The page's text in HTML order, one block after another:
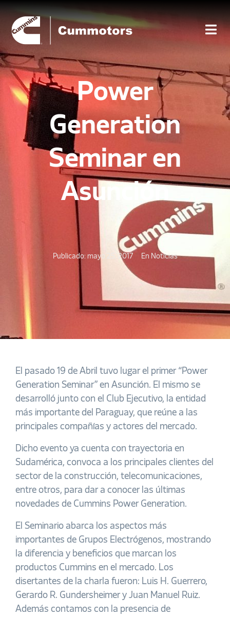
Power
Generation
Seminar en
Asunción
Publicado: mayo 25, 2017 En Noticias
El pasado 19 de Abril tuvo lugar el primer “Power
Generation Seminar” en Asunción. El mismo se
desarrolló junto con el Club Ejecutivo, la entidad
más importante del Paraguay, que reúne a las
principales compañías y actores del mercado.
Dicho evento ya cuenta con trayectoria en
Sudamérica, convoca a los principales clientes del
sector de la construcción, telecomunicaciones,
entre otros, para dar a conocer las últimas
novedades de Cummins Power Generation.
El Seminario abarca los aspectos más
importantes de Grupos Electrógenos, mostrando
la diferencia y beneficios que marcan los
productos Cummins en el mercado. Los
disertantes de la charla fueron: Luis H. Guerrero,
Gerardo R. Gundersheimer y Juan Manuel Ruiz.
Además contamos con la presencia de